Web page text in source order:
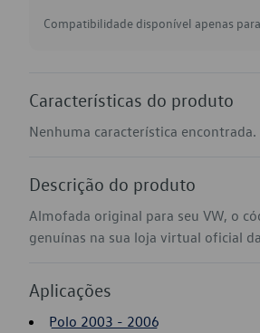
Compatibilidade disponível apenas
Características do produto
Nenhuma característica encontrada.
Descrição do produto
Almofada original para seu VW, o
genuínas na sua loja virtual oficial
Aplicações
Polo 2003 - 2006